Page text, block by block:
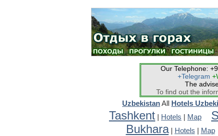
Our Telephone:
+Telegram
The
To find out the
UzbekistanAll Hotels
Tashkent | Hotels | Map
Bukhara| Hotels | Map